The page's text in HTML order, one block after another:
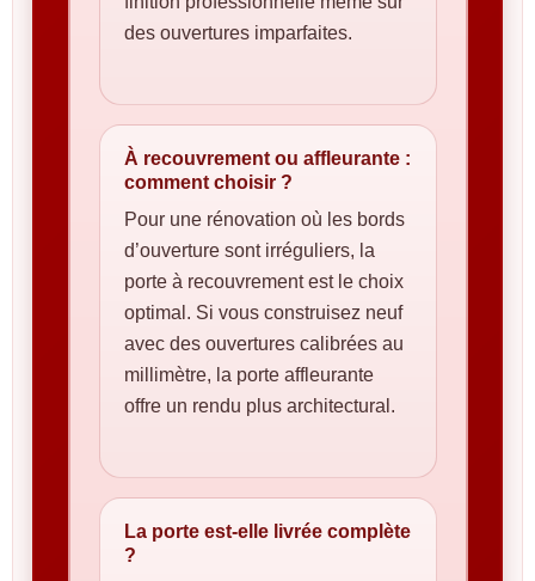
des ouvertures imparfaites.
À recouvrement ou affleurante :
comment choisir ?
Pour une rénovation où les bords
d’ouverture sont irréguliers, la
porte à recouvrement est le choix
optimal. Si vous construisez neuf
avec des ouvertures calibrées au
millimètre, la porte affleurante
offre un rendu plus architectural.
La porte est-elle livrée complète
?